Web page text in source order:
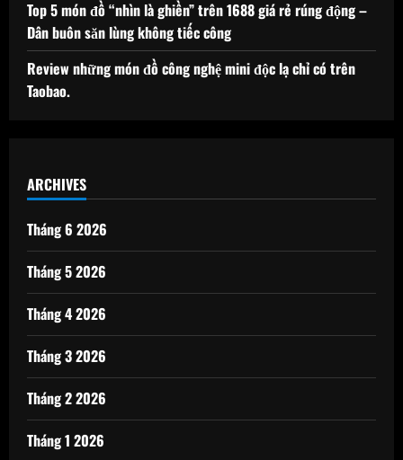
Top 5 món đồ “nhìn là ghiền” trên 1688 giá rẻ rúng động –
Dân buôn săn lùng không tiếc công
Review những món đồ công nghệ mini độc lạ chỉ có trên
Taobao.
ARCHIVES
Tháng 6 2026
Tháng 5 2026
Tháng 4 2026
Tháng 3 2026
Tháng 2 2026
Tháng 1 2026